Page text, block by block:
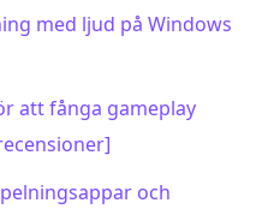
med ljud på Windows
att fånga gameplay
och